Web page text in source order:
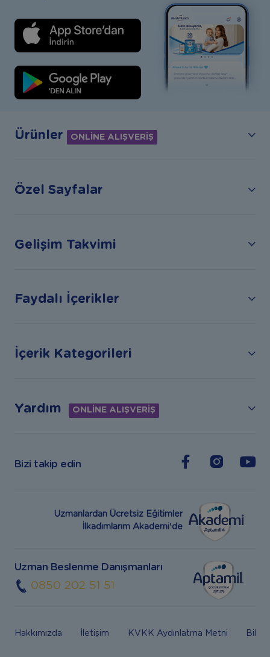
Ürünler ONLİNE ALIŞVERİŞ
Özel Sayfalar
Gelişim Takvimi
Faydalı İçerikler
İçerik Kategorileri
Yardım ONLİNE ALIŞVERİŞ
Bizi takip edin
Uzmanlardan Ücretsiz Eğitimler
İlkadımlarım Akademi’de
Uzman Beslenme Danışmanları
0850 202 51 51
Hakkımızda İletişim KVKK Aydınlatma Metni Bilgi